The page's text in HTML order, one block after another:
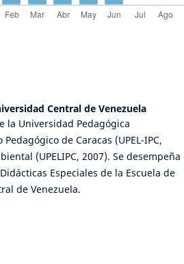
Central de Venezuela
la Universidad Pedagógica
de Caracas (UPEL-IPC,
(UPELIPC, 2007). Se desempeña
Especiales de la Escuela de
de Venezuela.